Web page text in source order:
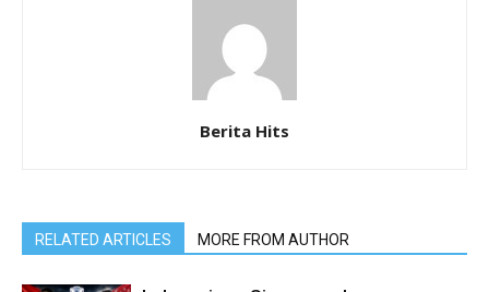
Berita Hits
RELATED ARTICLES MORE FROM AUTHOR